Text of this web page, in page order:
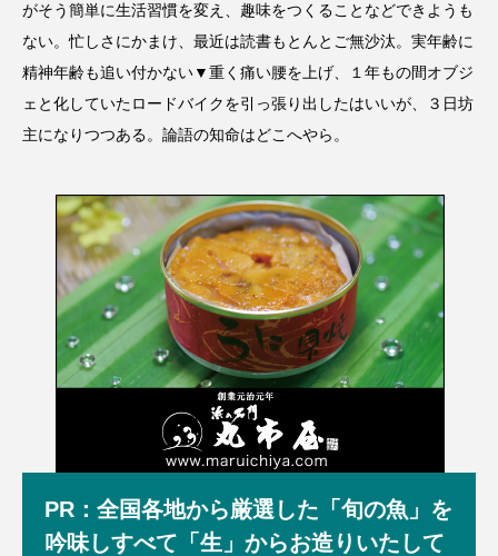
がそう簡単に生活習慣を変え、趣味をつくることなどできようも
ない。忙しさにかまけ、最近は読書もとんとご無沙汰。実年齢に
精神年齢も追い付かない▼重く痛い腰を上げ、１年もの間オブジ
ェと化していたロードバイクを引っ張り出したはいいが、３日坊
主になりつつある。論語の知命はどこへやら。
PR：全国各地から厳選した「旬の魚」を
吟味しすべて「生」からお造りいたして